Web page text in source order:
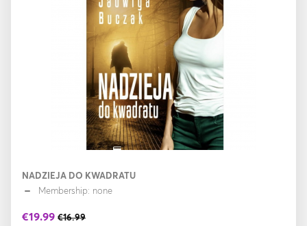
NADZIEJA DO KWADRATU
Membership: none
€19.99 €16.99